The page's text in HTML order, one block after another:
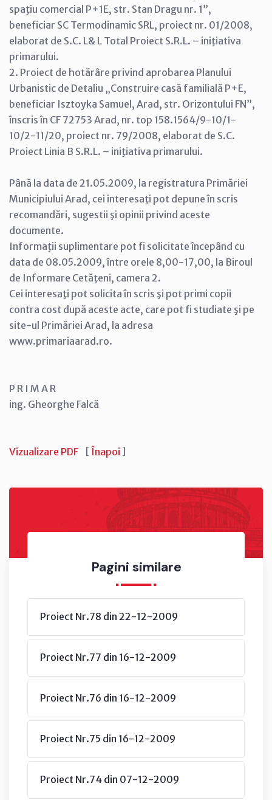
Pagini similare
Proiect Nr.78 din 22-12-2009
Proiect Nr.77 din 16-12-2009
Proiect Nr.76 din 16-12-2009
Proiect Nr.75 din 16-12-2009
Proiect Nr.74 din 07-12-2009
spaţiu comercial P+1E, str. Stan Dragu nr. 1”,
beneficiar SC Termodinamic SRL, proiect nr. 01/2008,
elaborat de S.C. L& L Total Proiect S.R.L. – iniţiativa
primarului.
2. Proiect de hotărâre privind aprobarea Planului
Urbanistic de Detaliu „Construire casă familială P+E,
beneficiar Isztoyka Samuel, Arad, str. Orizontului FN”,
înscris în CF 72753 Arad, nr. top 158.1564/9-10/1-
10/2-11/20, proiect nr. 79/2008, elaborat de S.C.
Proiect Linia B S.R.L. – iniţiativa primarului.
Până la data de 21.05.2009, la registratura Primăriei
Municipiului Arad, cei interesaţi pot depune în scris
recomandări, sugestii şi opinii privind aceste
documente.
Informaţii suplimentare pot fi solicitate începând cu
data de 08.05.2009, între orele 8,00-17,00, la Biroul
de Informare Cetăţeni, camera 2.
Cei interesaţi pot solicita în scris şi pot primi copii
contra cost după aceste acte, care pot fi studiate şi pe
site-ul Primăriei Arad, la adresa
www.primariaarad.ro.
P R I M A R
ing. Gheorghe Falcă
Vizualizare PDF [ Înapoi ]